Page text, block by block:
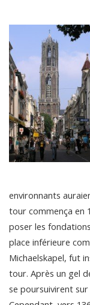
environnants
tour commença en
poser les
place inférieure
Michaelskapel, fut
tour. Après un gel
se poursuivirent